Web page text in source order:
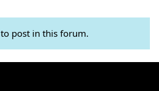
post in this forum.